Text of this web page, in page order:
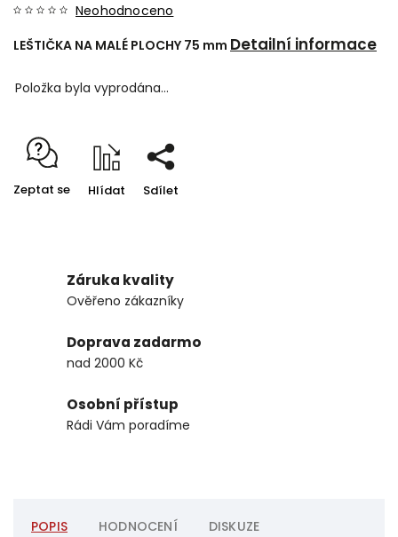
Neohodnoceno
LEŠTIČKA NA MALÉ PLOCHY 75 mm Detailní informace
Položka byla vyprodána…
Zeptat se Hlídat Sdílet
Záruka kvality
Ověřeno zákazníky
Doprava zadarmo
nad 2000 Kč
Osobní přístup
Rádi Vám poradíme
POPIS HODNOCENÍ DISKUZE